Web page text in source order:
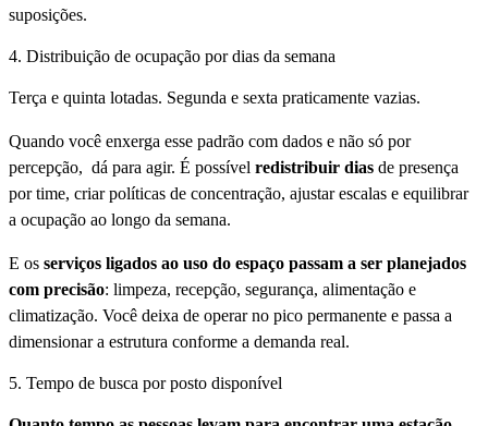
suposições.
4. Distribuição de ocupação por dias da semana
Terça e quinta lotadas. Segunda e sexta praticamente vazias.
Quando você enxerga esse padrão com dados e não só por
percepção, dá para agir. É possível redistribuir dias de presença
por time, criar políticas de concentração, ajustar escalas e equilibrar
a ocupação ao longo da semana.
E os serviços ligados ao uso do espaço passam a ser planejados
com precisão: limpeza, recepção, segurança, alimentação e
climatização. Você deixa de operar no pico permanente e passa a
dimensionar a estrutura conforme a demanda real.
5. Tempo de busca por posto disponível